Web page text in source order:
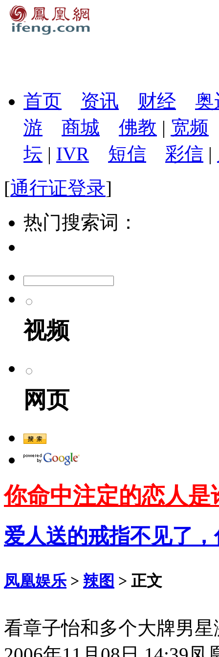
首页 资讯 财经
奥
游
商城 佛教 | 宽频
坛 | IVR 短信 彩信 |
[通行证登录]
热门搜索词：
视频
网页
你命中注定的恋人是
爱人送的戒指不见了
凤凰娱乐 > 辣图 > 正文
看章子怡和多个大牌男